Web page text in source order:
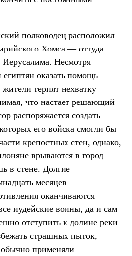
полководец расположил
Хомса — оттуда
Иерусалима. Несмотря
оказать помощь
терпят нехватку
что настает решающий
распоряжается создать
его войска смогли бы
крепостных стен, однако,
врываются в город
в стене. Долгие
месяцев
оканчиваются
иудейские воины, да и сам
отступить к долине реки
страшных пыток,
применяли